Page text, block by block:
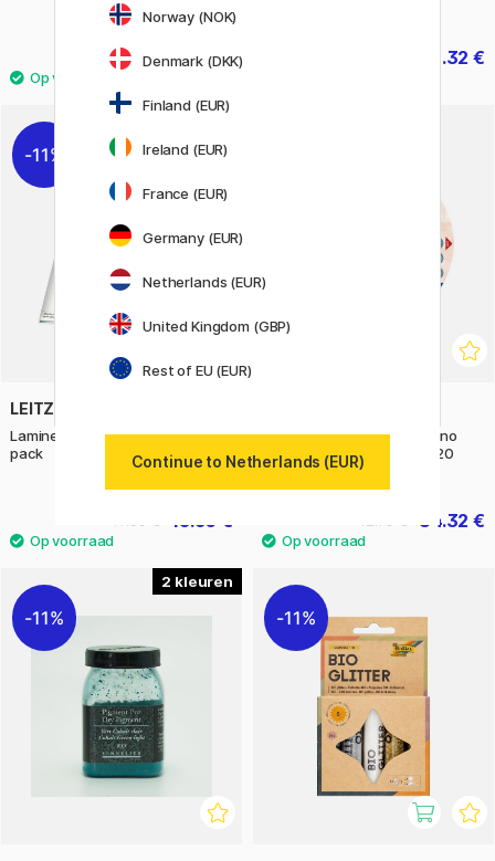
27.81 €
30.90 € 22.32 €
11%
LEITZ
Lamineerhoes A4 125 micron 25-
pack
15.60 €
Aquarelblok Ronde Portofino
100% Katoen 300g 16cm 20
Sheets
34.32 €
2
11% 11%
Norway (NOK)
Denmark (DKK)
Finland (EUR)
Ireland (EUR)
France (EUR)
Germany (EUR)
Netherlands (EUR)
United Kingdom (GBP)
Rest of EU (EUR)
Continue to Netherlands (EUR)